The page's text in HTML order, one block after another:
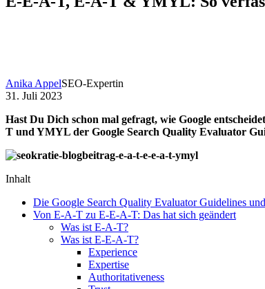
Anika AppelSEO-Expertin
31. Juli 2023
Hast Du Dich schon mal gefragt, wie Google
T und YMYL der Google Search Quality Evaluator
Inhalt
Die Google Search Quality Evaluator Guidelines
Von E-A-T zu E-E-A-T: Das hat sich geändert
Was ist E-A-T?
Was ist E-E-A-T?
Experience
Expertise
Authoritativeness